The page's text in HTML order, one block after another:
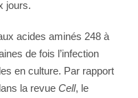
jours.
acides aminés 248 à
de fois l’infection
en culture. Par rapport
la revue Cell, le